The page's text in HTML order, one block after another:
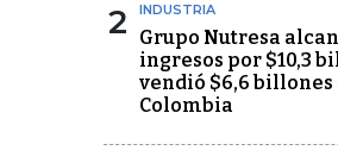
2 INDUSTRIA
Grupo Nutresa
ingresos por $10,3
vendió $6,6 billones
Colombia